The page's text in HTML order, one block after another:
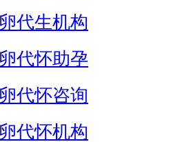
代生机构
代怀助孕
代怀咨询
代怀机构